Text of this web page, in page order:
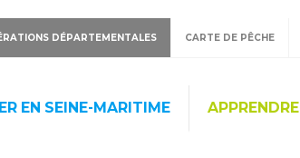
DÉPARTEMENTALES CARTE DE PÊCHE
EN SEINE-MARITIME APPRENDRE